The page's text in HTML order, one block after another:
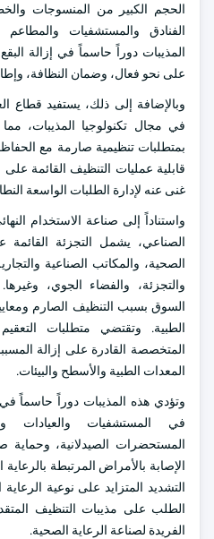
الحجم الكبير من المنسوجات
الفنادق والمستشفيات
المذيبات دوراً حاسماً في إزالة
على نحو فعال، وضمان النظافة،
وبالإضافة إلى ذلك، يستفيد قطاع
في مجال تكنولوجيا المذيبات،
بمتطلبات تنظيمية صارمة مع
قابلية عمليات التنظيف القائمة على
غنى عنه لإدارة الطلبات الواسعة
واستناداً إلى صناعة الاستخدام
الصناعي، يشمل التجزئة القائمة
الصحية، والمكاتب الصناعية
والتجزئة، والفضاء الجوي،
السوق بسبب التنظيف الصارم
الطبية. وتقتضي متطلبات
المتخصصة القادرة على إزالة
المعدات الطبية والأسطح والبيئات.
وتؤدي هذه المذيبات دوراً حاسماً
في المستشفيات والعيادات
المستحضرات الصيدلانية،
الإصابة بالأمراض المرتبطة
التشديد المتزايد على نوعية
الطلب على مذيبات التنظيف
الفريدة لصناعة الرعاية الصحية.